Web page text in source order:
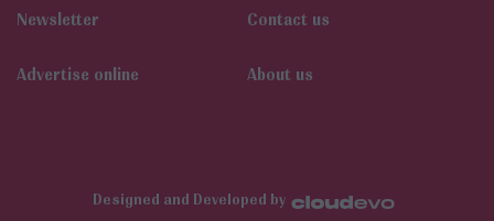
Newsletter Contact us
Αdvertise online About us
Designed and Developed by